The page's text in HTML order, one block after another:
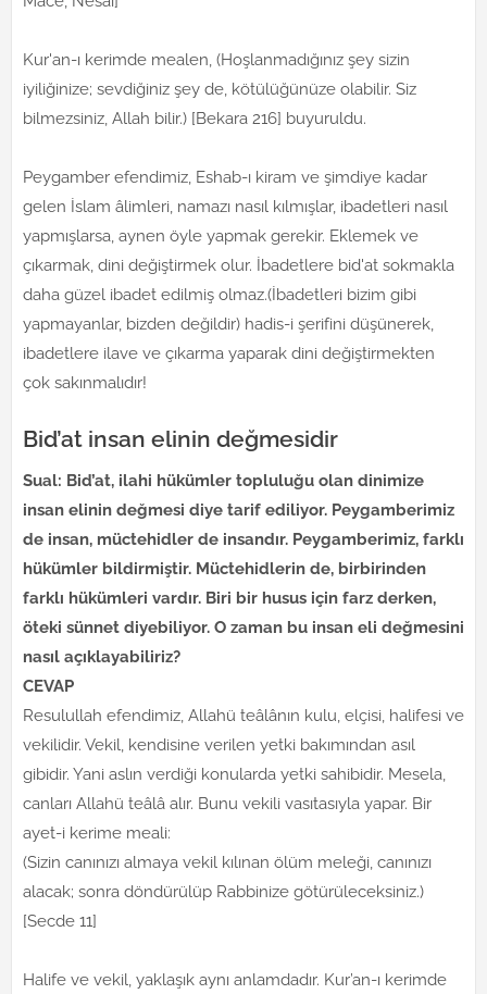
Kur'an-ı kerimde mealen, (Hoşlanmadığınız şey sizin
iyiliğinize; sevdiğiniz şey de, kötülüğünüze olabilir. Siz
bilmezsiniz, Allah bilir.) [Bekara 216] buyuruldu.
Peygamber efendimiz, Eshab-ı kiram ve şimdiye kadar
gelen İslam âlimleri, namazı nasıl kılmışlar, ibadetleri nasıl
yapmışlarsa, aynen öyle yapmak gerekir. Eklemek ve
çıkarmak, dini değiştirmek olur. İbadetlere bid'at sokmakla
daha güzel ibadet edilmiş olmaz.(İbadetleri bizim gibi
yapmayanlar, bizden değildir) hadis-i şerifini düşünerek,
ibadetlere ilave ve çıkarma yaparak dini değiştirmekten
çok sakınmalıdır!
Bid’at insan elinin değmesidir
Sual: Bid’at, ilahi hükümler topluluğu olan dinimize
insan elinin değmesi diye tarif ediliyor. Peygamberimiz
de insan, müctehidler de insandır. Peygamberimiz, farklı
hükümler bildirmiştir. Müctehidlerin de, birbirinden
farklı hükümleri vardır. Biri bir husus için farz derken,
öteki sünnet diyebiliyor. O zaman bu insan eli değmesini
nasıl açıklayabiliriz?
CEVAP
Resulullah efendimiz, Allahü teâlânın kulu, elçisi, halifesi ve
vekilidir. Vekil, kendisine verilen yetki bakımından asıl
gibidir. Yani aslın verdiği konularda yetki sahibidir. Mesela,
canları Allahü teâlâ alır. Bunu vekili vasıtasıyla yapar. Bir
ayet-i kerime meali:
(Sizin canınızı almaya vekil kılınan ölüm meleği, canınızı
alacak; sonra döndürülüp Rabbinize götürüleceksiniz.)
[Secde 11]
Halife ve vekil, yaklaşık aynı anlamdadır. Kur’an-ı kerimde